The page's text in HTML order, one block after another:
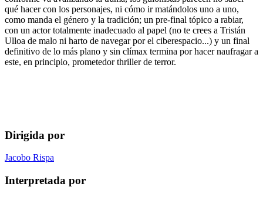
qué hacer con los personajes, ni cómo ir matándolos uno a uno,
como manda el género y la tradición; un pre-final tópico a rabiar,
con un actor totalmente inadecuado al papel (no te crees a Tristán
Ulloa de malo ni harto de navegar por el ciberespacio...) y un final
definitivo de lo más plano y sin clímax termina por hacer naufragar a
este, en principio, prometedor thriller de terror.
Dirigida por
Jacobo Rispa
Interpretada por